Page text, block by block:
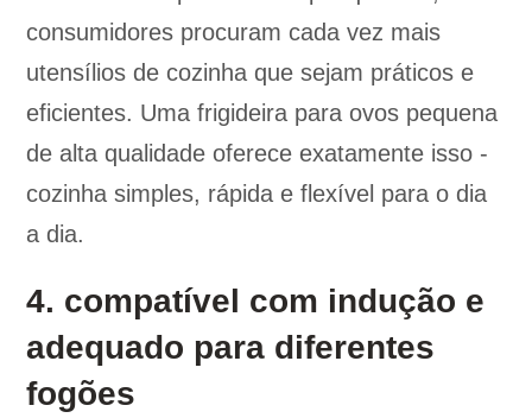
consumidores procuram cada vez mais
utensílios de cozinha que sejam práticos e
eficientes. Uma frigideira para ovos pequena
de alta qualidade oferece exatamente isso -
cozinha simples, rápida e flexível para o dia
a dia.
4. compatível com indução e
adequado para diferentes
fogões